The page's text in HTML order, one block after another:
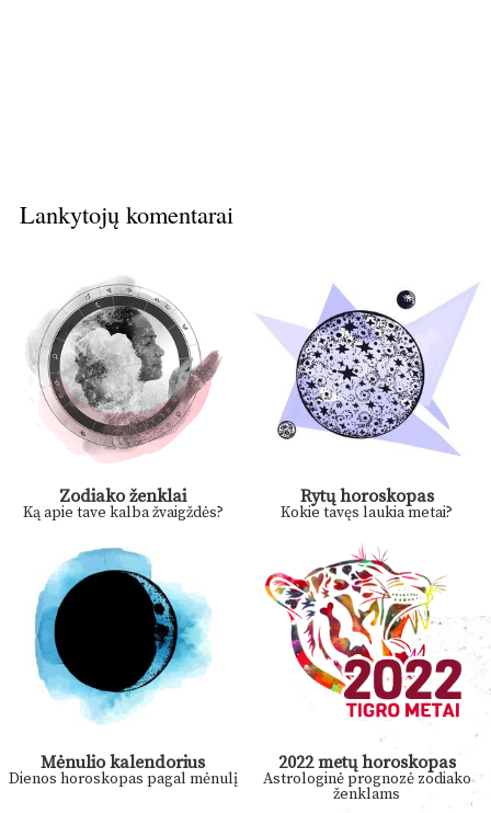
Lankytojų komentarai
Zodiako ženklai
Ką apie tave kalba žvaigždės?
Rytų horoskopas
Kokie tavęs laukia metai?
Mėnulio kalendorius
Dienos horoskopas pagal mėnulį
2022 metų horoskopas
Astrologinė prognozė zodiako
ženklams